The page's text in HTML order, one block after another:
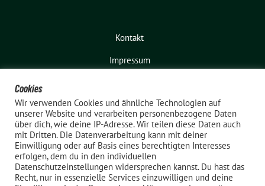
Kontakt
Impressum
Bündnis 90 / Die Grünen – Elmshorn
benutzt das
Cookies
Wir verwenden Cookies und ähnliche Technologien auf
unserer Website und verarbeiten personenbezogene Daten
über dich, wie deine IP-Adresse. Wir teilen diese Daten auch
mit Dritten. Die Datenverarbeitung kann mit deiner
Einwilligung oder auf Basis eines berechtigten Interesses
erfolgen, dem du in den individuellen
Datenschutzeinstellungen widersprechen kannst. Du hast das
Recht, nur in essenzielle Services einzuwilligen und deine